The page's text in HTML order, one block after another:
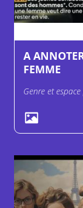
A
FEMME
Genre et